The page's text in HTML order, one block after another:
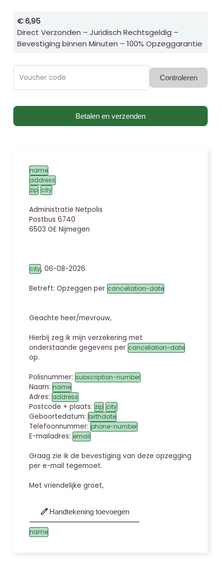
€ 6,95
Direct Verzonden – Juridisch Rechtsgeldig –
Bevestiging binnen Minuten – 100% Opzeggarantie
Voucher code Controleren
Betalen en verzenden
name
address
zip city
Administratie Netpolis
Postbus 6740
6503 GE Nijmegen
city,06-08-2026
Betreft: Opzeggenper cancellation-date
Geachte heer/mevrouw,
Hierbij zeg ik mijn verzekering met
onderstaande gegevens per cancellation-date
op.
Polisnummer: subscription-number
Naam: name
Adres: address
Postcode + plaats: zip city
Geboortedatum: birthdate
Telefoonnummer: phone-number
E-mailadres: email
Graag zie ik de bevestiging van deze opzegging
per e-mail tegemoet.
Met vriendelijke groet,
edit Handtekening toevoegen
name